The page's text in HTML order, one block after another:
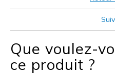
Feels
Que voulez-
ce produit ?